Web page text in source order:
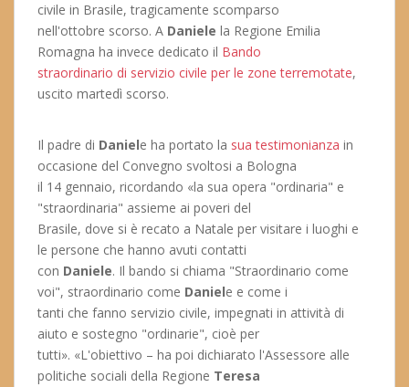
civile in Brasile, tragicamente scomparso
nell'ottobre scorso. A Daniele la Regione Emilia
Romagna ha invece dedicato il Bando
straordinario di servizio civile per le zone terremotate,
uscito martedì scorso.
Il padre di Daniele ha portato la sua testimonianza in
occasione del Convegno svoltosi a Bologna
il 14 gennaio, ricordando «la sua opera "ordinaria" e
"straordinaria" assieme ai poveri del
Brasile, dove si è recato a Natale per visitare i luoghi e
le persone che hanno avuti contatti
con Daniele. Il bando si chiama "Straordinario come
voi", straordinario come Daniele e come i
tanti che fanno servizio civile, impegnati in attività di
aiuto e sostegno "ordinarie", cioè per
tutti». «L'obiettivo – ha poi dichiarato l'Assessore alle
politiche sociali della Regione Teresa